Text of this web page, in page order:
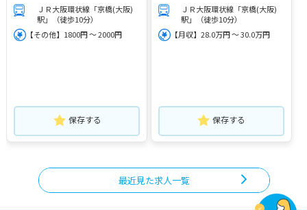
ＪＲ大阪環状線「京橋(大阪)
駅」（徒歩10分）
【その他】1800円 ～ 2000円
保存する
ＪＲ大阪環状線「京橋(大阪)
駅」（徒歩10分）
【月収】28.0万円 ～ 30.0万円
保存する
最近見た求人一覧